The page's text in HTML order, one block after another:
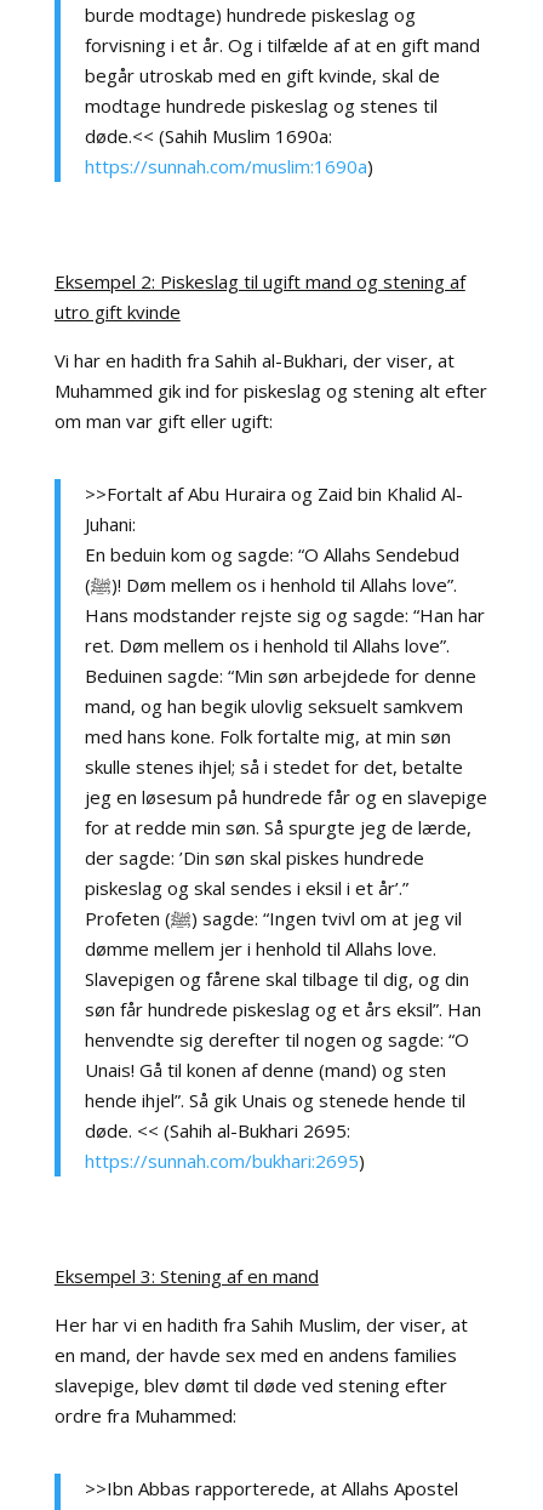
burde modtage) hundrede piskeslag og
forvisning i et år. Og i tilfælde af at en gift mand
begår utroskab med en gift kvinde, skal de
modtage hundrede piskeslag og stenes til
døde.<< (Sahih Muslim 1690a:
https://sunnah.com/muslim:1690a)
Eksempel 2: Piskeslag til ugift mand og stening af
utro gift kvinde
Vi har en hadith fra Sahih al-Bukhari, der viser, at
Muhammed gik ind for piskeslag og stening alt efter
om man var gift eller ugift:
>>Fortalt af Abu Huraira og Zaid bin Khalid Al-
Juhani:
En beduin kom og sagde: “O Allahs Sendebud
(ﷺ)! Døm mellem os i henhold til Allahs love”.
Hans modstander rejste sig og sagde: “Han har
ret. Døm mellem os i henhold til Allahs love”.
Beduinen sagde: “Min søn arbejdede for denne
mand, og han begik ulovlig seksuelt samkvem
med hans kone. Folk fortalte mig, at min søn
skulle stenes ihjel; så i stedet for det, betalte
jeg en løsesum på hundrede får og en slavepige
for at redde min søn. Så spurgte jeg de lærde,
der sagde: ’Din søn skal piskes hundrede
piskeslag og skal sendes i eksil i et år’.”
Profeten (ﷺ) sagde: “Ingen tvivl om at jeg vil
dømme mellem jer i henhold til Allahs love.
Slavepigen og fårene skal tilbage til dig, og din
søn får hundrede piskeslag og et års eksil”. Han
henvendte sig derefter til nogen og sagde: “O
Unais! Gå til konen af denne (mand) og sten
hende ihjel”. Så gik Unais og stenede hende til
døde. << (Sahih al-Bukhari 2695:
https://sunnah.com/bukhari:2695)
Eksempel 3: Stening af en mand
Her har vi en hadith fra Sahih Muslim, der viser, at
en mand, der havde sex med en andens families
slavepige, blev dømt til døde ved stening efter
ordre fra Muhammed:
>>Ibn Abbas rapporterede, at Allahs Apostel